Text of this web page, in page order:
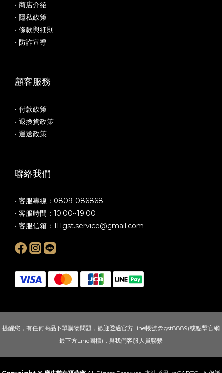
• 商店介紹
• 隱私政策
• 條款與細則
• 防詐宣導
顧客服務
• 付款政策
• 退換貨政策
• 運送政策
聯絡我們
• 客服專線：0809-086868
• 客服時間：10:00~19:00
• 客服信箱： 111gst.service@gmail.com
提醒您，有任何商品下單購物問題，歡迎透過官方Line帳號@gst8889(或點擊官網
最下方Line圖標)，與我們客服人員聯繫